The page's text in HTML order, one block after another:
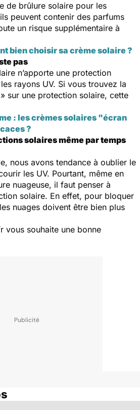
de brûlure solaire pour les
peuvent contenir des parfums
un risque supplémentaire à
bien choisir sa crème solaire ?
pas
n’apporte une protection
rayons UV. Si vous trouvez la
sur une protection solaire, cette
: les crèmes solaires "écran
?
solaires même par temps
nous avons tendance à oublier le
les UV. Pourtant, même en
nuageuse, il faut penser à
solaire. En effet, pour bloquer
nuages doivent être bien plus
vous souhaite une bonne